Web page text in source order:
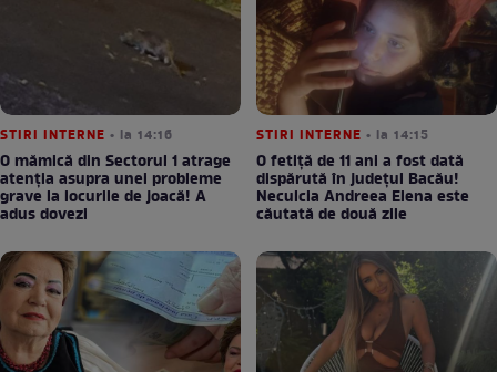
STIRI INTERNE • la 14:16
O mămică din Sectorul 1 atrage
atenția asupra unei probleme
grave la locurile de joacă! A
adus dovezi
STIRI INTERNE • la 14:15
O fetiță de 11 ani a fost dată
dispărută în județul Bacău!
Neculcia Andreea Elena este
căutată de două zile